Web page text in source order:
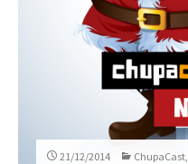
21/12/2014 ChupaCast,